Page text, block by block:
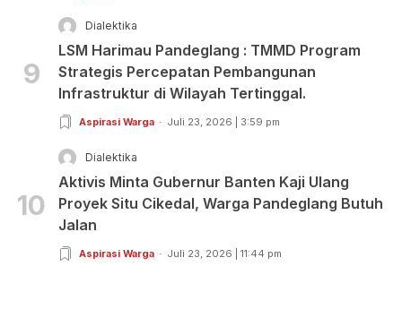
9
Dialektika
LSM Harimau Pandeglang : TMMD Program
Strategis Percepatan Pembangunan
Infrastruktur di Wilayah Tertinggal.
Aspirasi Warga Juli 23, 2026 | 3:59 pm
10
Dialektika
Aktivis Minta Gubernur Banten Kaji Ulang
Proyek Situ Cikedal, Warga Pandeglang Butuh
Jalan
Aspirasi Warga Juli 23, 2026 | 11:44 pm